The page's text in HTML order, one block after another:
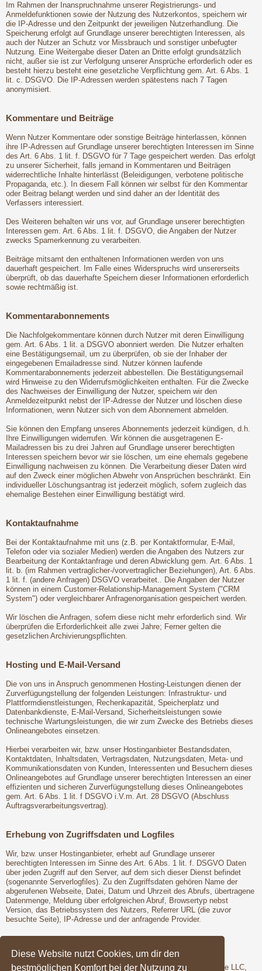
Diese Website nutzt Cookies, um dir den
bestmöglichen Komfort bei der Nutzung zu
Im Rahmen der Inanspruchnahme unserer Registrierungs- und
Anmeldefunktionen sowie der Nutzung des Nutzerkontos, speichern wir
die IP-Adresse und den Zeitpunkt der jeweiligen Nutzerhandlung. Die
Speicherung erfolgt auf Grundlage unserer berechtigten Interessen, als
auch der Nutzer an Schutz vor Missbrauch und sonstiger unbefugter
Nutzung. Eine Weitergabe dieser Daten an Dritte erfolgt grundsätzlich
nicht, außer sie ist zur Verfolgung unserer Ansprüche erforderlich oder es
besteht hierzu besteht eine gesetzliche Verpflichtung gem. Art. 6 Abs. 1
lit. c. DSGVO. Die IP-Adressen werden spätestens nach 7 Tagen
anonymisiert.
Kommentare und Beiträge
Wenn Nutzer Kommentare oder sonstige Beiträge hinterlassen, können
ihre IP-Adressen auf Grundlage unserer berechtigten Interessen im Sinne
des Art. 6 Abs. 1 lit. f. DSGVO für 7 Tage gespeichert werden. Das erfolgt
zu unserer Sicherheit, falls jemand in Kommentaren und Beiträgen
widerrechtliche Inhalte hinterlässt (Beleidigungen, verbotene politische
Propaganda, etc.). In diesem Fall können wir selbst für den Kommentar
oder Beitrag belangt werden und sind daher an der Identität des
Verfassers interessiert.
Des Weiteren behalten wir uns vor, auf Grundlage unserer berechtigten
Interessen gem. Art. 6 Abs. 1 lit. f. DSGVO, die Angaben der Nutzer
zwecks Spamerkennung zu verarbeiten.
Beiträge mitsamt den enthaltenen Informationen werden von uns
dauerhaft gespeichert. Im Falle eines Widerspruchs wird unsererseits
überprüft, ob das dauerhafte Speichern dieser Informationen erforderlich
sowie rechtmäßig ist.
Kommentarabonnements
Die Nachfolgekommentare können durch Nutzer mit deren Einwilligung
gem. Art. 6 Abs. 1 lit. a DSGVO abonniert werden. Die Nutzer erhalten
eine Bestätigungsemail, um zu überprüfen, ob sie der Inhaber der
eingegebenen Emailadresse sind. Nutzer können laufende
Kommentarabonnements jederzeit abbestellen. Die Bestätigungsemail
wird Hinweise zu den Widerrufsmöglichkeiten enthalten. Für die Zwecke
des Nachweises der Einwilligung der Nutzer, speichern wir den
Anmeldezeitpunkt nebst der IP-Adresse der Nutzer und löschen diese
Informationen, wenn Nutzer sich von dem Abonnement abmelden.
Sie können den Empfang unseres Abonnements jederzeit kündigen, d.h.
Ihre Einwilligungen widerrufen. Wir können die ausgetragenen E-
Mailadressen bis zu drei Jahren auf Grundlage unserer berechtigten
Interessen speichern bevor wir sie löschen, um eine ehemals gegebene
Einwilligung nachweisen zu können. Die Verarbeitung dieser Daten wird
auf den Zweck einer möglichen Abwehr von Ansprüchen beschränkt. Ein
individueller Löschungsantrag ist jederzeit möglich, sofern zugleich das
ehemalige Bestehen einer Einwilligung bestätigt wird.
Kontaktaufnahme
Bei der Kontaktaufnahme mit uns (z.B. per Kontaktformular, E-Mail,
Telefon oder via sozialer Medien) werden die Angaben des Nutzers zur
Bearbeitung der Kontaktanfrage und deren Abwicklung gem. Art. 6 Abs. 1
lit. b. (im Rahmen vertraglicher-/vorvertraglicher Beziehungen), Art. 6 Abs.
1 lit. f. (andere Anfragen) DSGVO verarbeitet.. Die Angaben der Nutzer
können in einem Customer-Relationship-Management System ("CRM
System") oder vergleichbarer Anfragenorganisation gespeichert werden.
Wir löschen die Anfragen, sofern diese nicht mehr erforderlich sind. Wir
überprüfen die Erforderlichkeit alle zwei Jahre; Ferner gelten die
gesetzlichen Archivierungspflichten.
Hosting und E-Mail-Versand
Die von uns in Anspruch genommenen Hosting-Leistungen dienen der
Zurverfügungstellung der folgenden Leistungen: Infrastruktur- und
Plattformdienstleistungen, Rechenkapazität, Speicherplatz und
Datenbankdienste, E-Mail-Versand, Sicherheitsleistungen sowie
technische Wartungsleistungen, die wir zum Zwecke des Betriebs dieses
Onlineangebotes einsetzen.
Hierbei verarbeiten wir, bzw. unser Hostinganbieter Bestandsdaten,
Kontaktdaten, Inhaltsdaten, Vertragsdaten, Nutzungsdaten, Meta- und
Kommunikationsdaten von Kunden, Interessenten und Besuchern dieses
Onlineangebotes auf Grundlage unserer berechtigten Interessen an einer
effizienten und sicheren Zurverfügungstellung dieses Onlineangebotes
gem. Art. 6 Abs. 1 lit. f DSGVO i.V.m. Art. 28 DSGVO (Abschluss
Auftragsverarbeitungsvertrag).
Erhebung von Zugriffsdaten und Logfiles
Wir, bzw. unser Hostinganbieter, erhebt auf Grundlage unserer
berechtigten Interessen im Sinne des Art. 6 Abs. 1 lit. f. DSGVO Daten
über jeden Zugriff auf den Server, auf dem sich dieser Dienst befindet
(sogenannte Serverlogfiles). Zu den Zugriffsdaten gehören Name der
abgerufenen Webseite, Datei, Datum und Uhrzeit des Abrufs, übertragene
Datenmenge, Meldung über erfolgreichen Abruf, Browsertyp nebst
Version, das Betriebssystem des Nutzers, Referrer URL (die zuvor
besuchte Seite), IP-Adresse und der anfragende Provider.
Google Fonts
Wir binden die Schriftarten ("Google Fonts") des Anbieters Google LLC,